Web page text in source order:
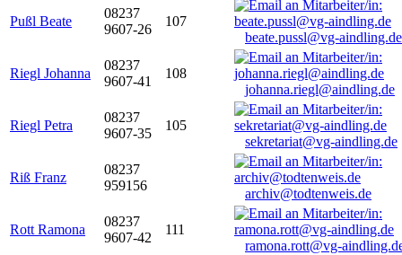
Pußl Beate
08237
9607-26
107
beate.pussl@vg-aindling.de
Riegl Johanna
08237
9607-41
108
johanna.riegl@aindling.de
Riegl Petra
08237
9607-35
105
sekretariat@vg-aindling.de
Riß Franz
08237
959156
archiv@todtenweis.de
Rott Ramona
08237
9607-42
111
ramona.rott@vg-